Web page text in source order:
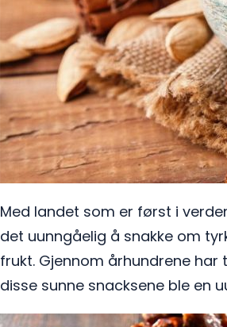
Med landet som er først i
det uunngåelig å snakke om
frukt. Gjennom århundrene
disse sunne snacksene ble en